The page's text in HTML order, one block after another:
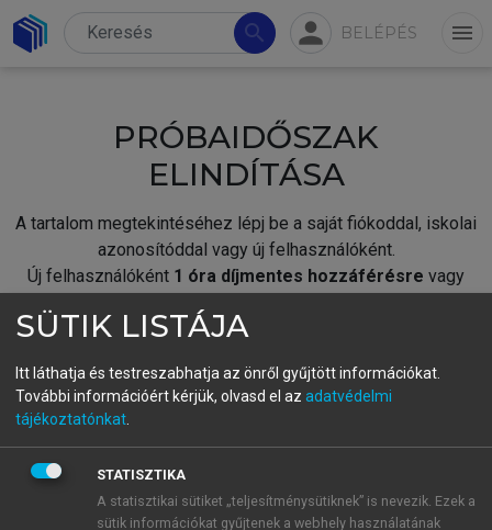
search person BELÉPÉS menu
PRÓBAIDŐSZAK
ELINDÍTÁSA
A tartalom megtekintéséhez lépj be a saját fiókoddal, iskolai
azonosítóddal vagy új felhasználóként.
Új felhasználóként 1 óra díjmentes hozzáférésre vagy
fiókoddal,vagy hozz létre új fiókot.
A regisztráció után apróbaidőszakautomatikusan
BELÉPÉS SAJÁT FIÓKKAL
SÜTIK LISTÁJA
Itt láthatja és testreszabhatja az önről gyűjtött információkat.
További információért kérjük, olvasd el az adatvédelmi
tájékoztatónkat
STATISZTIKA
A statisztikai sütiket „teljesítménysütiknek” is nevezik. Ezek a
sütik információkat gyűjtenek a webhely használatának